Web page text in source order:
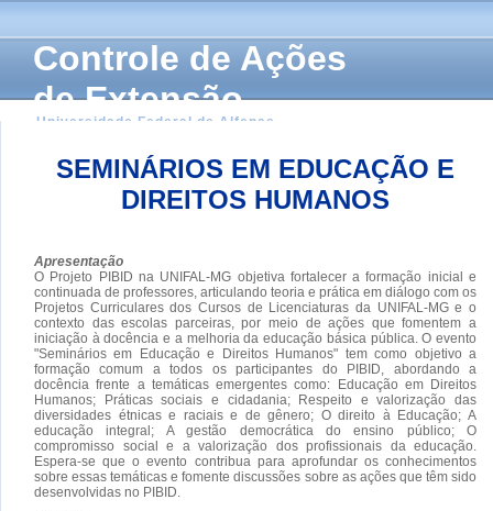
Controle de Ações
de Extensão
Universidade Federal de Alfenas
SEMINÁRIOS EM EDUCAÇÃO E
DIREITOS HUMANOS
Apresentação
O Projeto PIBID na UNIFAL-MG objetiva fortalecer a formação inicial e
continuada de professores, articulando teoria e prática em diálogo com os
Projetos Curriculares dos Cursos de Licenciaturas da UNIFAL-MG e o
contexto das escolas parceiras, por meio de ações que fomentem a
iniciação à docência e a melhoria da educação básica pública. O evento
"Seminários em Educação e Direitos Humanos" tem como objetivo a
formação comum a todos os participantes do PIBID, abordando a
docência frente a temáticas emergentes como: Educação em Direitos
Humanos; Práticas sociais e cidadania; Respeito e valorização das
diversidades étnicas e raciais e de gênero; O direito à Educação; A
educação integral; A gestão democrática do ensino público; O
compromisso social e a valorização dos profissionais da educação.
Espera-se que o evento contribua para aprofundar os conhecimentos
sobre essas temáticas e fomente discussões sobre as ações que têm sido
desenvolvidas no PIBID.